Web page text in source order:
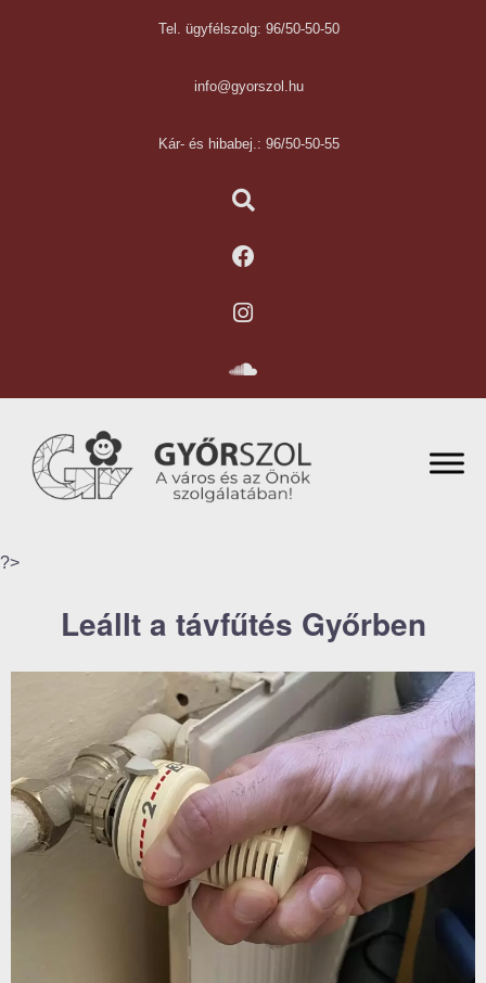
Tel. ügyfélszolg: 96/50-50-50
info@gyorszol.hu
Kár- és hibabej.: 96/50-50-55
?>
Leállt a távfűtés Győrben